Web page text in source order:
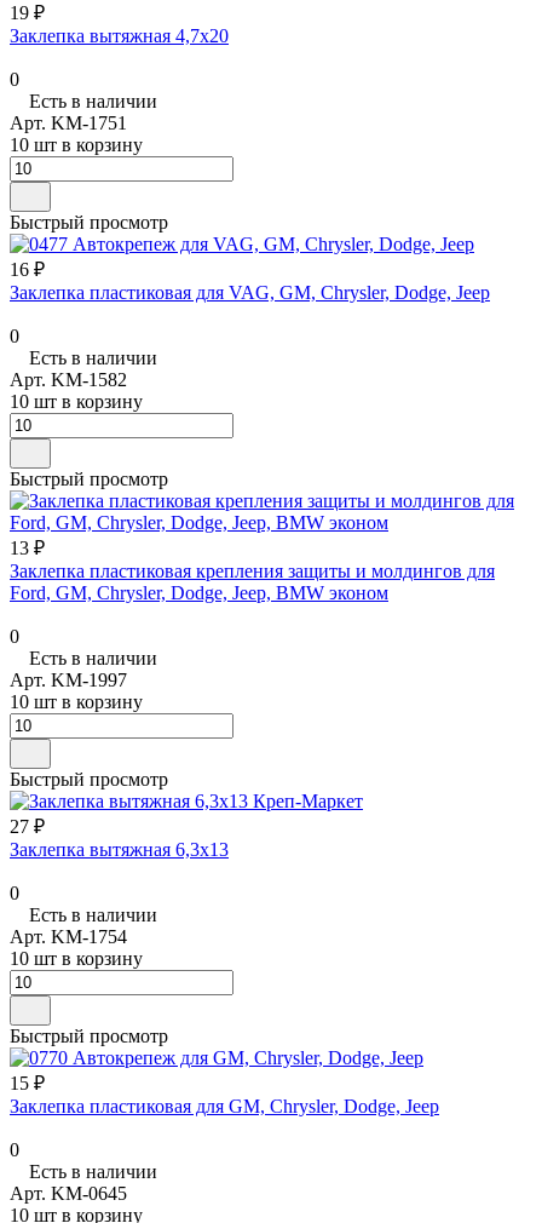
19 ₽
Заклепка вытяжная 4,7х20
0
Есть в наличии
Арт. KM-1751
10 шт в корзину
Быстрый просмотр
16 ₽
Заклепка пластиковая для VAG, GM, Chrysler, Dodge, Jeep
0
Есть в наличии
Арт. KM-1582
10 шт в корзину
Быстрый просмотр
13 ₽
Заклепка пластиковая крепления защиты и молдингов для
Ford, GM, Chrysler, Dodge, Jeep, BMW эконом
0
Есть в наличии
Арт. KM-1997
10 шт в корзину
Быстрый просмотр
27 ₽
Заклепка вытяжная 6,3х13
0
Есть в наличии
Арт. KM-1754
10 шт в корзину
Быстрый просмотр
15 ₽
Заклепка пластиковая для GM, Chrysler, Dodge, Jeep
0
Есть в наличии
Арт. KM-0645
10 шт в корзину